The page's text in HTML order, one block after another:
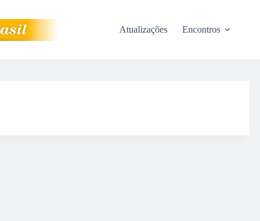
Atualizações Encontros